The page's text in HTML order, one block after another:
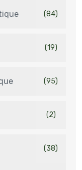
(84)
(19)
(95)
(2)
(38)